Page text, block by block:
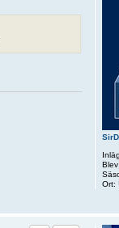
Ort: